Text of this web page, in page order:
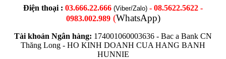
Điện thoại : 03.666.22.666 (Viber/Zalo) - 08.5622.5622 -
0983.002.989 (WhatsApp)
Tài khoản Ngân hàng: 174001060003636 - Bac a Bank CN
Thăng Long - HO KINH DOANH CUA HANG BANH
HUNNIE